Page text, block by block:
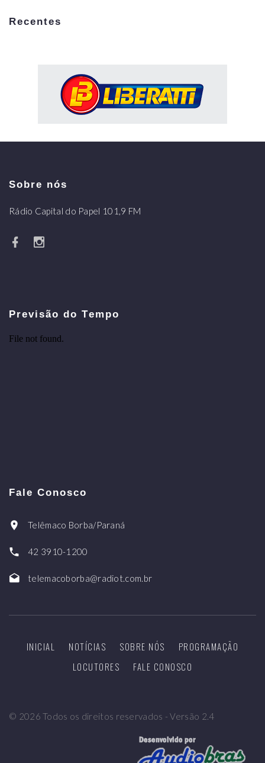
Recentes
Sobre nós
Rádio Capital do Papel 101,9 FM
Previsão do Tempo
Fale Conosco
Telêmaco Borba/Paraná
42 3910-1200
telemacoborba@radiot.com.br
INICIAL NOTÍCIAS SOBRE NÓS
PROGRAMAÇÃO
LOCUTORES
FALE CONOSCO
© 2026 Todos os direitos reservados - Versão 2.4